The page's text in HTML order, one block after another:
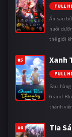
FULL
Ẩn sau
nuôi
thế giới
#5 Xanh
FULL
Sau
Grand
thành
#6 Tia